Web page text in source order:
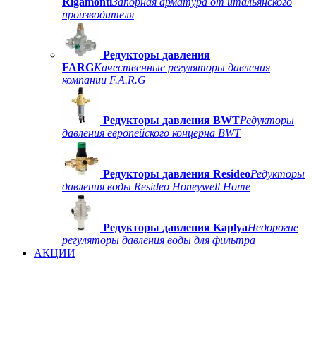
производителя
Редукторы давления
FARGКачественные регуляторы давления
компании F.A.R.G
Редукторы давления BWTРедукторы
давления европейского концерна BWT
Редукторы давления ResideoРедукторы
давления воды Resideo Honeywell Home
Редукторы давления KaplyaНедорогие
регуляторы давления воды для фильтра
АКЦИИ